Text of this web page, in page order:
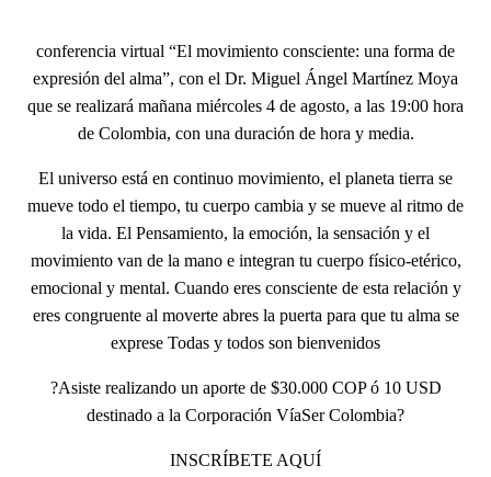
conferencia virtual “El movimiento consciente: una forma de
expresión del alma”, con el Dr. Miguel Ángel Martínez Moya
que se realizará mañana miércoles 4 de agosto, a las 19:00 hora
de Colombia, con una duración de hora y media.
El universo está en continuo movimiento, el planeta tierra se
mueve todo el tiempo, tu cuerpo cambia y se mueve al ritmo de
la vida. El Pensamiento, la emoción, la sensación y el
movimiento van de la mano e integran tu cuerpo físico-etérico,
emocional y mental. Cuando eres consciente de esta relación y
eres congruente al moverte abres la puerta para que tu alma se
exprese Todas y todos son bienvenidos
?Asiste realizando un aporte de $30.000 COP ó 10 USD
destinado a la Corporación VíaSer Colombia?
INSCRÍBETE AQUÍ